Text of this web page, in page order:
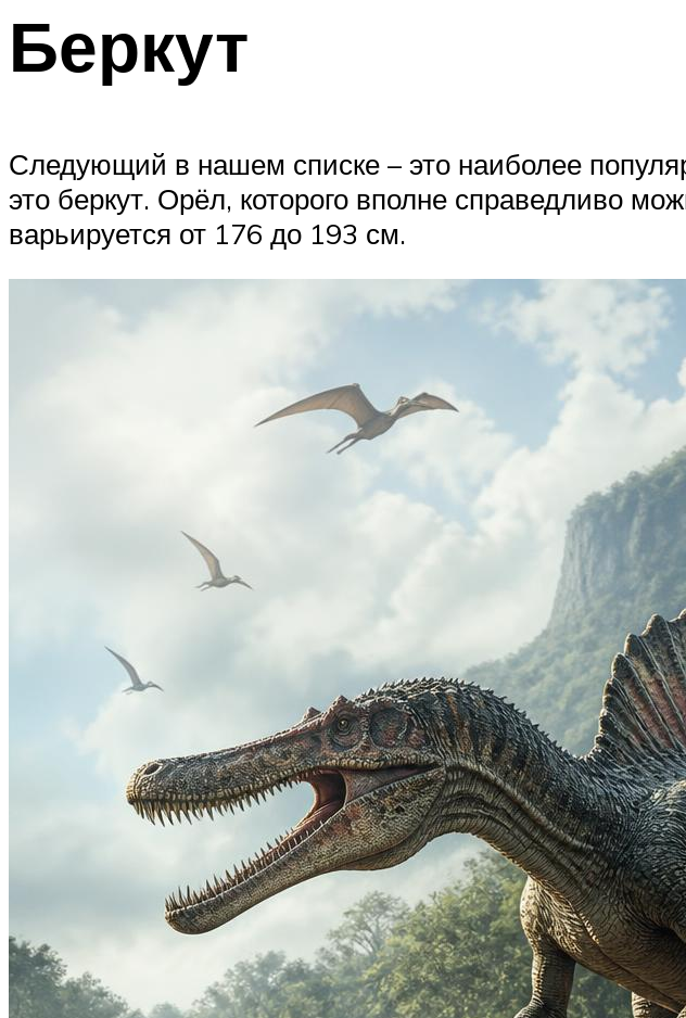
Беркут
Следующий в нашем списке – это наиболее
это беркут. Орёл, которого вполне справедливо
варьируется от 176 до 193 см.